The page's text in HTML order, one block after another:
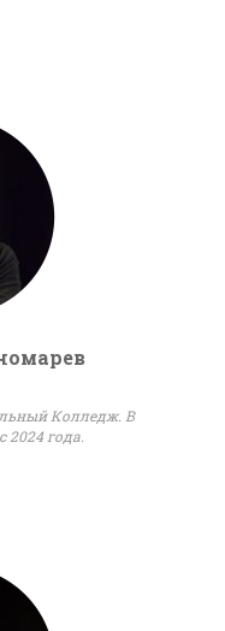
Колледж. В
2024 года.